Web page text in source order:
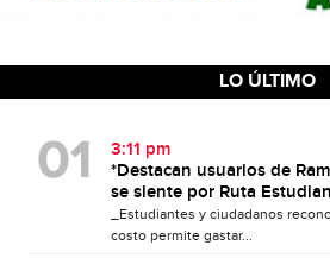
LO ÚLTIMO
3:11 pm
*Destacan usuarios de
se siente por Ruta
_Estudiantes y ciudadanos
costo permite gastar...